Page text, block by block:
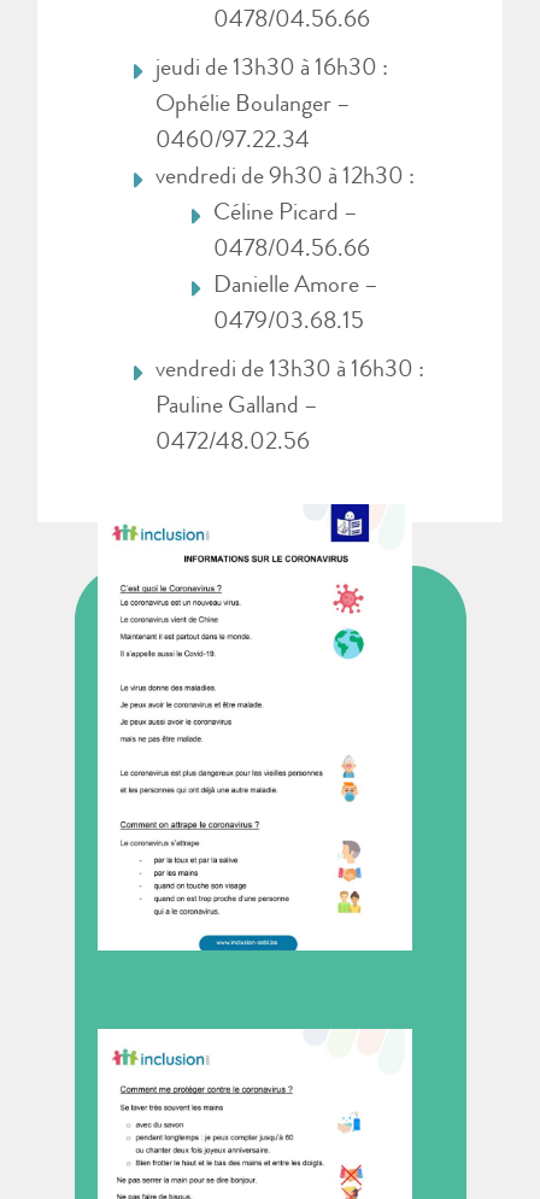
0478/04.56.66
jeudi de 13h30 à 16h30 :
Ophélie Boulanger –
0460/97.22.34
vendredi de 9h30 à 12h30 :
Céline Picard –
0478/04.56.66
Danielle Amore –
0479/03.68.15
vendredi de 13h30 à 16h30 :
Pauline Galland –
0472/48.02.56